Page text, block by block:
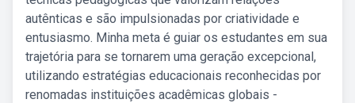
autênticas e são impulsionadas por criatividade e
entusiasmo. Minha meta é guiar os estudantes em sua
trajetória para se tornarem uma geração excepcional,
utilizando estratégias educacionais reconhecidas por
renomadas instituições acadêmicas globais -